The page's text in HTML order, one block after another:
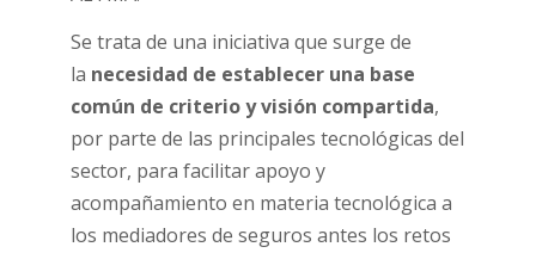
Se trata de una iniciativa que surge de
la necesidad de establecer una base
común de criterio y visión compartida,
por parte de las principales tecnológicas del
sector, para facilitar apoyo y
acompañamiento en materia tecnológica a
los mediadores de seguros antes los retos